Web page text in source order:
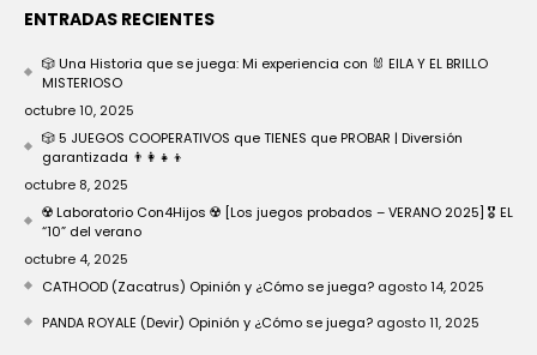
ENTRADAS RECIENTES
🎲 Una Historia que se juega: Mi experiencia con 🐰 EILA Y EL BRILLO
MISTERIOSO
octubre 10, 2025
🎲 5 JUEGOS COOPERATIVOS que TIENES que PROBAR | Diversión
garantizada 👨‍👩‍👧‍👦
octubre 8, 2025
☢️ Laboratorio Con4Hijos ☢️ [Los juegos probados – VERANO 2025] 🎖️ EL
“10” del verano
octubre 4, 2025
CATHOOD (Zacatrus) Opinión y ¿Cómo se juega? agosto 14, 2025
PANDA ROYALE (Devir) Opinión y ¿Cómo se juega? agosto 11, 2025